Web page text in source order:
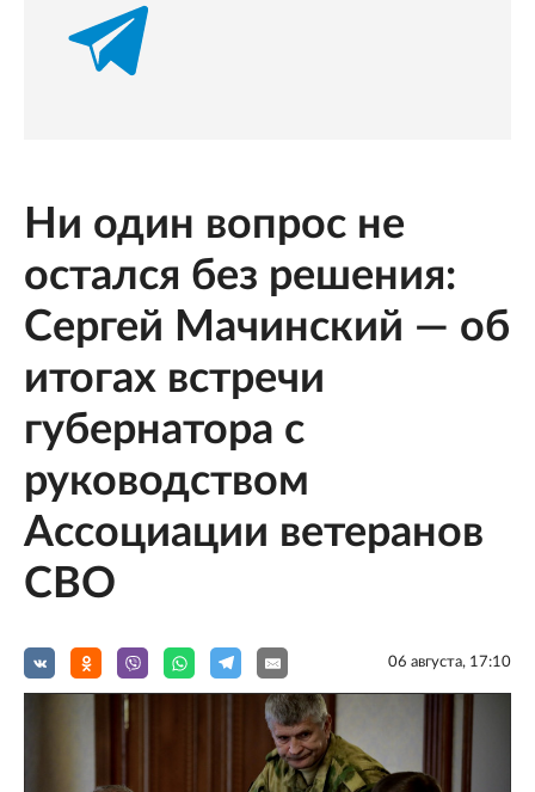
Ни один вопрос не
остался без решения:
Сергей Мачинский — об
итогах встречи
губернатора с
руководством
Ассоциации ветеранов
СВО
06 августа, 17:10